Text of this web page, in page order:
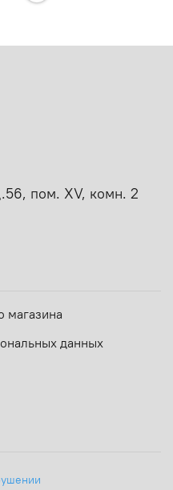
магазина
данных
пом. ХV, комн. 2